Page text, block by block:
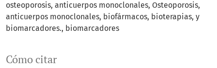
osteoporosis anticuerpos monoclonales Osteoporosis,
anticuerpos monoclonales, biofármacos, bioterapias, y
biomarcadores. biomarcadores
Cómo citar